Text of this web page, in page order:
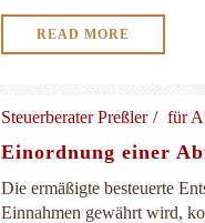
READ MORE
Steuerberater Preßler für
Einordnung einer
Die ermäßigte besteuerte
Einnahmen gewährt wird,